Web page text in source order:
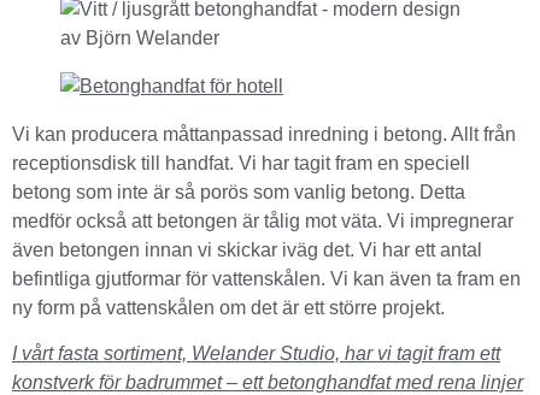
Vi kan producera måttanpassad inredning i betong. Allt från
receptionsdisk till handfat. Vi har tagit fram en speciell
betong som inte är så porös som vanlig betong. Detta
medför också att betongen är tålig mot väta. Vi impregnerar
även betongen innan vi skickar iväg det. Vi har ett antal
befintliga gjutformar för vattenskålen. Vi kan även ta fram en
ny form på vattenskålen om det är ett större projekt.
I vårt fasta sortiment, Welander Studio, har vi tagit fram ett
konstverk för badrummet – ett betonghandfat med rena linjer